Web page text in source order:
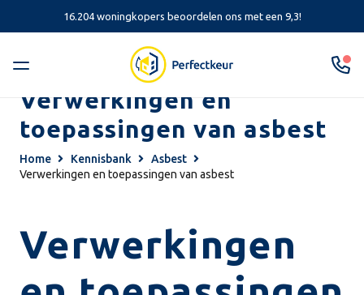
16.204 woningkopers beoordelen ons met een 9,3!
Verwerkingen en
toepassingen van asbest
Home Kennisbank
Asbest
Verwerkingen en toepassingen van asbest
Verwerkingen